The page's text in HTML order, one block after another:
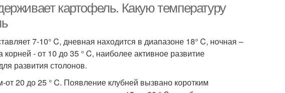
картофель. Какую температуру
7-10° C, дневная находится в диапазоне 18° C, ночная –
- от 10 до 35 ° C, наиболее активное развитие
развития столонов.
20 до 25 ° C. Появление клубней вызвано коротким